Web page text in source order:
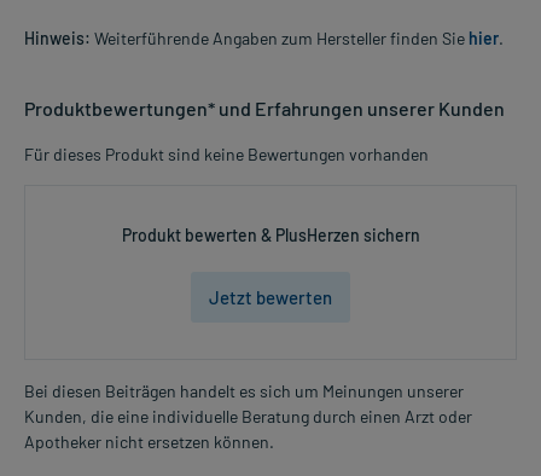
Hinweis: Weiterführende Angaben zum Hersteller finden Sie hier.
Produktbewertungen* und Erfahrungen unserer Kunden
Für dieses Produkt sind keine Bewertungen vorhanden
Produkt bewerten & PlusHerzen sichern
Jetzt bewerten
Bei diesen Beiträgen handelt es sich um Meinungen unserer
Kunden, die eine individuelle Beratung durch einen Arzt oder
Apotheker nicht ersetzen können.